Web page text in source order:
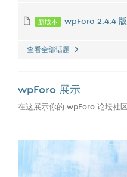
新版本 wpForo 2.4.4
查看全部话题
wpForo 展示
在这展示你的 wpForo 论坛社区